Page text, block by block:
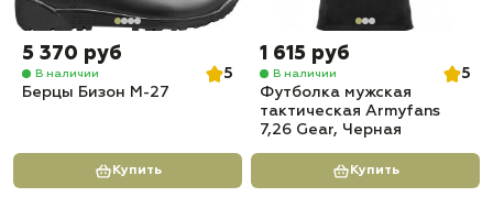
5 370 руб
В наличии
5
Берцы Бизон М-27
Купить
1 615 руб
В наличии
5
Футболка мужская
тактическая Armyfans
7,26 Gear, Черная
Купить